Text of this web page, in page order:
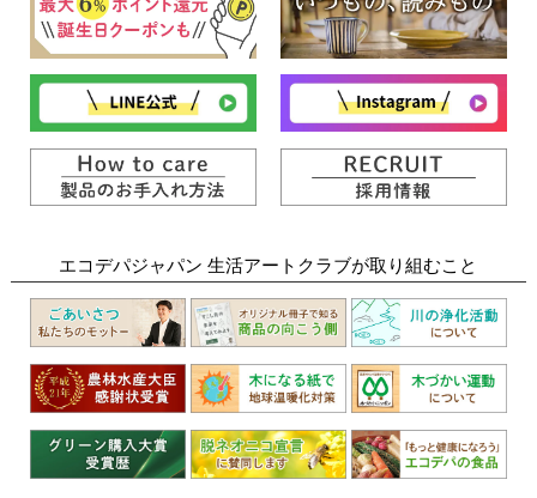
エコデパジャパン 生活アートクラブが取り組むこと